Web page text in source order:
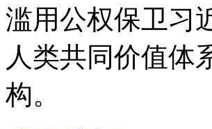
滥用公权保卫习
人类共同价值体
构。